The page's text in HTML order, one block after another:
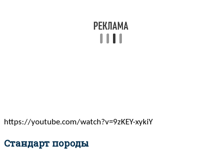
https://youtube.com/watch?v=9zKEY-xykiY
Стандарт породы